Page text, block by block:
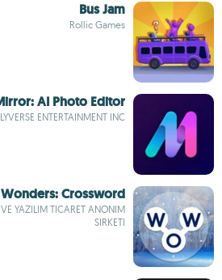
Bus Jam
Rollic Games
AI Photo Editor
ENTERTAINMENT INC.
Crossword
YAZILIM TICARET ANONIM
SIRKETI